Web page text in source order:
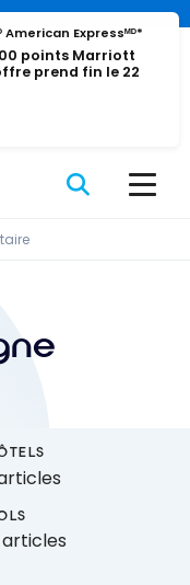
Expressᴹᴰ*
points Marriott
prend fin le 22